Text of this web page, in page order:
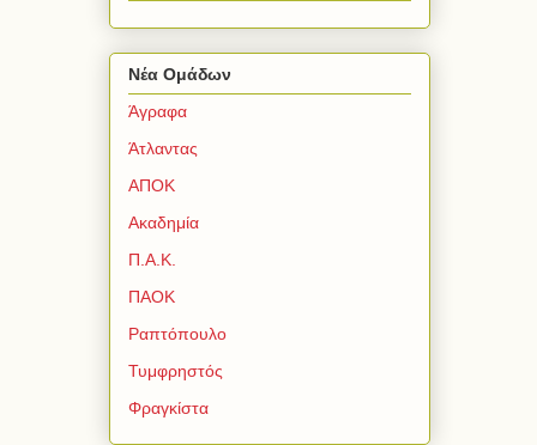
Νέα Ομάδων
Άγραφα
Άτλαντας
ΑΠΟΚ
Ακαδημία
Π.Α.Κ.
ΠΑΟΚ
Ραπτόπουλο
Τυμφρηστός
Φραγκίστα